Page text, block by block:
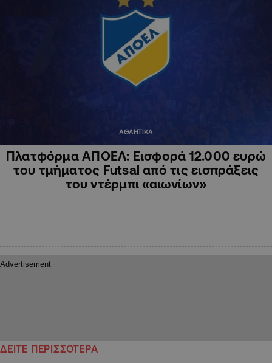
ΑΘΛΗΤΙΚΑ
Πλατφόρμα ΑΠΟΕΛ: Εισφορά 12.000 ευρώ
του τμήματος Futsal από τις εισπράξεις
του ντέρμπι «αιωνίων»
ΔΕΙΤΕ ΠΕΡΙΣΣΟΤΕΡΑ